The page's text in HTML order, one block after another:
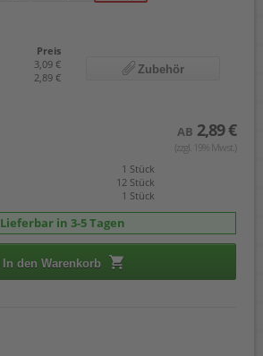
Preis
3,09 €
2,89 €
Zubehör
AB 2,89 €
(zzgl. 19% Mwst.)
1 Stück
12 Stück
1 Stück
Lieferbar in 3-5 Tagen
In den Warenkorb